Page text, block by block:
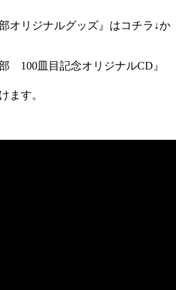
オリジナルグッズ』はコチラ↓か
100皿目記念オリジナルCD』
ます。